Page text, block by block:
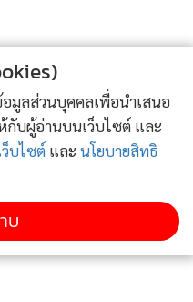
อมูลส่วนบุคคลเพื่อนำเสนอ
บผู้อ่านบนเว็บไซต์ และ
ว็บไซต์ และ นโยบายสิทธิ
บ